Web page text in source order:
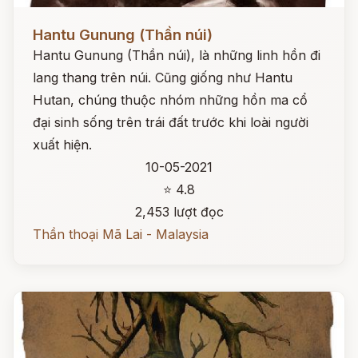
Hantu Gunung (Thần núi)
Hantu Gunung (Thần núi), là những linh hồn đi
lang thang trên núi. Cũng giống như Hantu
Hutan, chúng thuộc nhóm những hồn ma cổ
đại sinh sống trên trái đất trước khi loài người
xuất hiện.
10-05-2021
⭐ 4.8
2,453 lượt đọc
Thần thoại Mã Lai - Malaysia